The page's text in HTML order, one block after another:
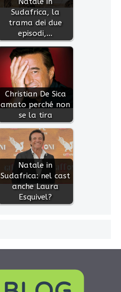
Sudafrica, la
trama dei due
episodi,…
Christian De Sica
amato perché non
se la tira
Natale in
Sudafrica: nel cast
anche Laura
Esquivel?